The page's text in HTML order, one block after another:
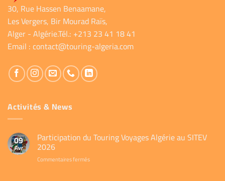
30, Rue Hassen Benaamane,
Les Vergers, Bir Mourad Raïs,
Alger - Algérie.Tél.: +213 23 41 18 41
Email :contact@touring-algeria.com
Activités & News
09
Avr
Participation du Touring Voyages Algérie au SITEV
2026
Commentaires ferméssur